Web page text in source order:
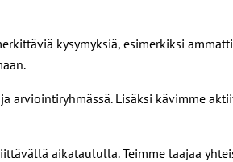
kysymyksiä, esimerkiksi
Lisäksi kävimme
aikataululla. Teimme laajaa